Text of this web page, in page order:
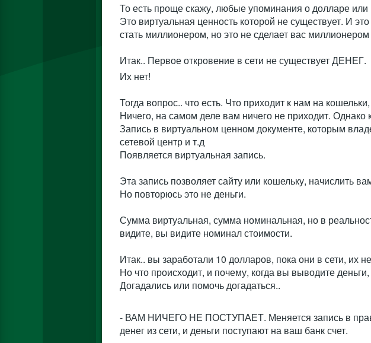
То есть проще скажу, любые упоминания о долларе или
Это виртуальная ценность которой не существует. И
стать миллионером, но это не сделает вас
Итак.. Первое откровение в сети не существует ДЕНЕГ.
Их нет!
Тогда вопрос.. что есть. Что приходит к нам на
Ничего, на самом деле вам ничего не приходит. Однако
Запись в виртуальном ценном документе, которым
сетевой центр и т.д
Появляется виртуальная запись.
Эта запись позволяет сайту или кошельку, начислить
Но повторюсь это не деньги.
Сумма виртуальная, сумма номинальная, но в
видите, вы видите номинал стоимости.
Итак.. вы заработали 10 долларов, пока они в сети, их
Но что происходит, и почему, когда вы выводите
Догадались или помочь догадаться..
- ВАМ НИЧЕГО НЕ ПОСТУПАЕТ. Меняется запись в
денег из сети, и деньги поступают на ваш банк счет.